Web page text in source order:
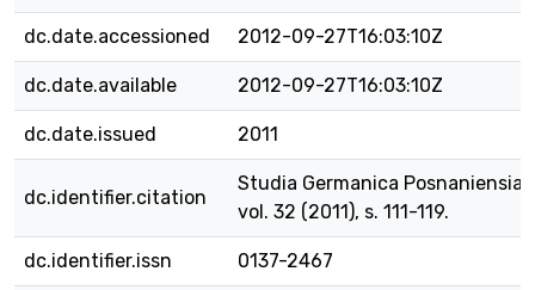
dc.date.accessioned 2012-09-27T16:03:10Z
dc.date.available 2012-09-27T16:03:10Z
dc.date.issued 2011
dc.identifier.citation
Studia Germanica Posnaniensia,
vol. 32 (2011), s. 111-119.
dc.identifier.issn 0137-2467